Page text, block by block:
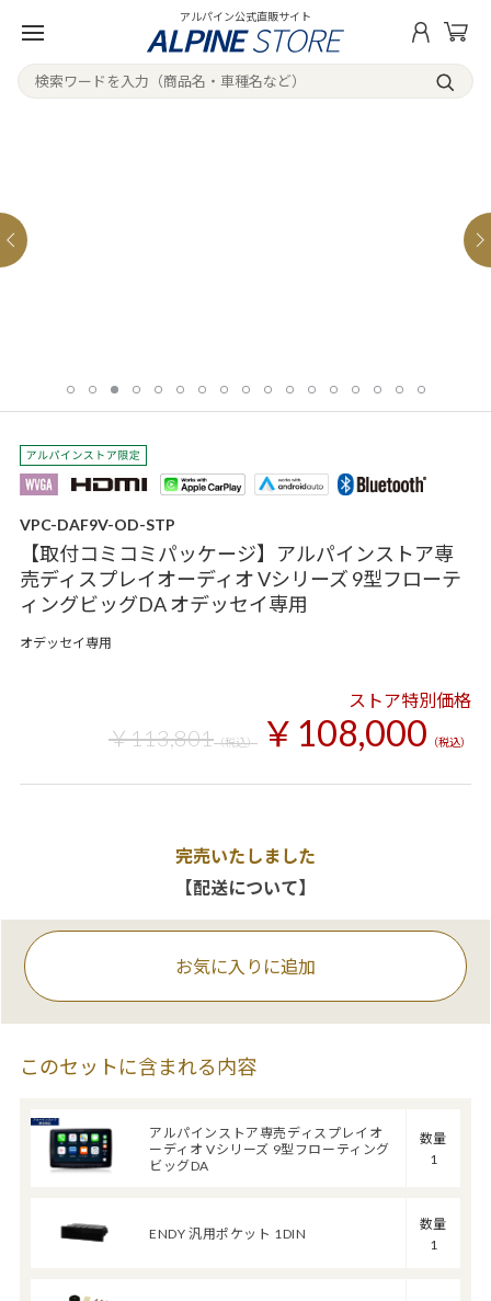
アルパイン公式直販サイト
VPC-DAF9V-OD-STP
【取付コミコミパッケージ】アルパインストア専
売ディスプレイオーディオ Vシリーズ 9型フローテ
ィングビッグDA オデッセイ専用
オデッセイ専用
ストア特別価格
￥113,801（税込） ￥108,000 （税込）
完売いたしました
【配送について】
お気に入りに追加
このセットに含まれる内容
アルパインストア専売ディスプレイオ
ーディオ Vシリーズ 9型フローティング
ビッグDA
数量
1
ENDY 汎用ポケット 1DIN
数量
1